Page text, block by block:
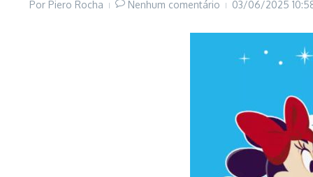
Por Piero Rocha Nenhum comentário 03/06/2025